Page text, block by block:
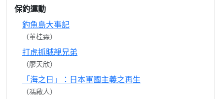
保釣運動
釣魚島大事記
（董桂霖）
打虎抓賊親兄弟
（廖天欣）
「海之日」：日本軍國主義之再生
（馮啟人）